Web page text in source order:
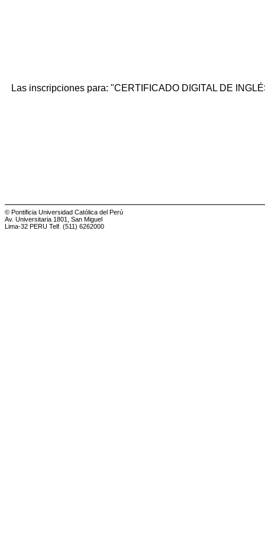
Las inscripciones para: "CERTIFICADO DIGITAL DE
© Pontificia Universidad Católica del Perú
Av. Universitaria 1801, San Miguel
Lima-32 PERU Telf. (511) 6262000